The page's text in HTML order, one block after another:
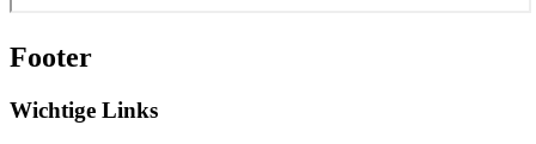
Footer
Wichtige Links